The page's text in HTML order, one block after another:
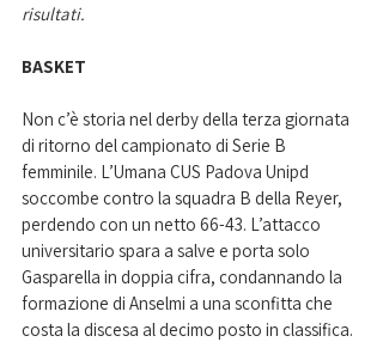
risultati.
BASKET
Non c’è storia nel derby della terza giornata
di ritorno del campionato di Serie B
femminile. L’Umana CUS Padova Unipd
soccombe contro la squadra B della Reyer,
perdendo con un netto 66-43. L’attacco
universitario spara a salve e porta solo
Gasparella in doppia cifra, condannando la
formazione di Anselmi a una sconfitta che
costa la discesa al decimo posto in classifica.